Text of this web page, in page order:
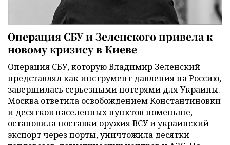
Операция СБУ и Зеленского привела к
новому кризису в Киеве
Операция СБУ, которую Владимир Зеленский
представлял как инструмент давления на Россию,
завершилась серьезными потерями для Украины.
Москва ответила освобождением Константиновки
и десятков населенных пунктов поменьше,
остановила поставки оружия ВСУ и украинский
экспорт через порты, уничтожила десятки